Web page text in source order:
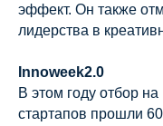
эффект. Он также
лидерства в
Innoweek2.0
В этом году отбор
стартапов прошли